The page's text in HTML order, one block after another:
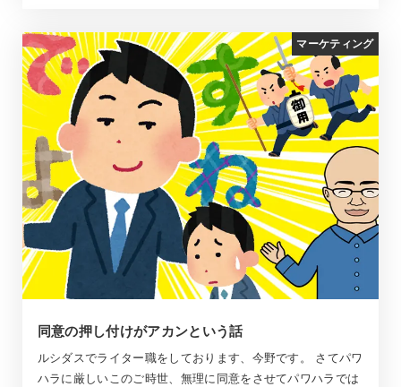
マーケティング
同意の押し付けがアカンという話
ルシダスでライター職をしております、今野です。 さてパワ
ハラに厳しいこのご時世、無理に同意をさせてパワハラでは